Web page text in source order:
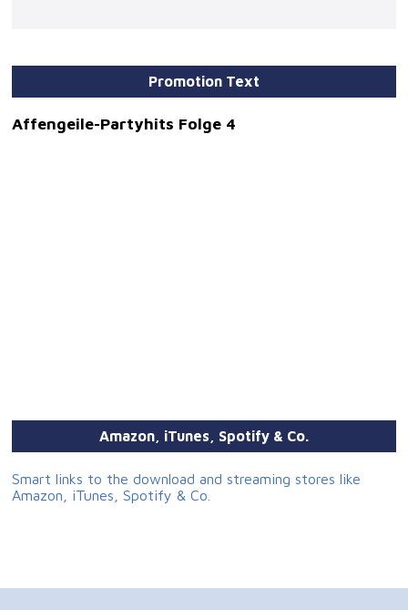
Promotion Text
Affengeile-Partyhits Folge 4
Amazon, iTunes, Spotify & Co.
Smart links to the download and streaming stores like
Amazon, iTunes, Spotify & Co.